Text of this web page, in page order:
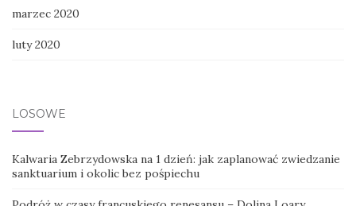
marzec 2020
luty 2020
LOSOWE
Kalwaria Zebrzydowska na 1 dzień: jak zaplanować zwiedzanie
sanktuarium i okolic bez pośpiechu